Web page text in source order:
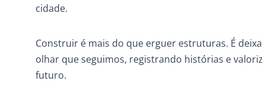
cidade.
Construir é mais do que erguer estruturas. É
olhar que seguimos, registrando histórias e
futuro.